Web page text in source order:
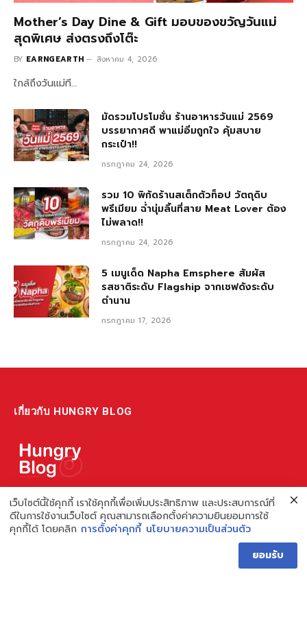
Mother’s Day Dine & Gift มอบของขวัญวันแม่
สุดพิเศษ ส่งตรงถึงโต๊ะ
BY EARNGEARTH สิงหาคม 4, 2026
ใกล้ถึงวันแม่ที…
มัดรวมโปรโมชั่น ร้านอาหารวันแม่ 2569
บรรยากาศดี พาแม่อิ่มถูกใจ คุ้มสบาย
กระเป๋า!!
กรกฎาคม 24, 2026
รวม 10 พิกัดร้านสเต็กตัวท็อป วัตถุดิบ
พรีเมียม ฉ่ำนุ่มลิ้นที่สาย Meat Lover ต้อง
ไม่พลาด!!
กรกฎาคม 24, 2026
5 เมนูเด็ด Napha Emsphere สัมผัส
รสชาติระดับ Flagship จากเชฟดังระดับ
ตำนาน
กรกฎาคม 17, 2026
เกี่ยวกับ HUNGRY BLOG
แหล่งรวมข้อมูล ข่าวสาร เกี่ยวกับร้านอาหารและเรื่องกิน ไม่ว่าจะเป็น
รีวิว ชี้เป้า รวมถึงความรู้ต่างๆ ที่เราอยากแชร์!
ไม่พอ เรายังมีความรู้เกี่ยวกับการทำร้านอาหาร เพื่อผู้ประกอบการ ที่
เว็บไซต์นี้ใช้คุกกี้ เราใช้คุกกี้เพื่อเพิ่มประสิทธิภาพ และประสบการณ์ที่
ดีในการใช้งานเว็บไซต์ คุณสามารถเลือกตั้งค่าความยินยอมการใช้
คุกกี้ได้ โดยคลิก การตั้งค่าคุกกี้ นโยบายความเป็นส่วนตัว
ยอมรับ